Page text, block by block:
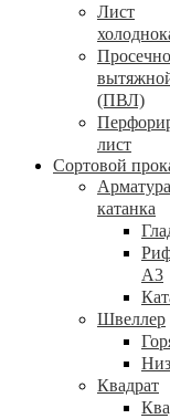
Лист
(ПВЛ)
лист
Сортовой
катанка
А3
Швеллер
Квадрат